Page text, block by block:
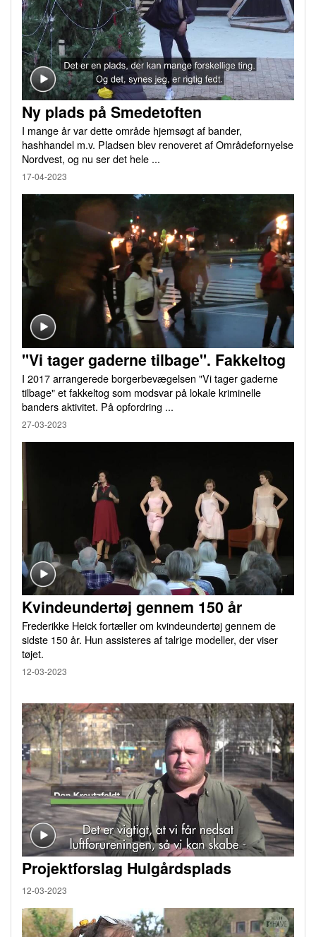
Ny plads på Smedetoften
I mange år var dette område hjemsøgt af bander,
hashhandel m.v. Pladsen blev renoveret af Områdefornyelse
Nordvest, og nu ser det hele ...
17-04-2023
"Vi tager gaderne tilbage". Fakkeltog
I 2017 arrangerede borgerbevægelsen "Vi tager gaderne
tilbage" et fakkeltog som modsvar på lokale kriminelle
banders aktivitet. På opfordring ...
27-03-2023
Kvindeundertøj gennem 150 år
Frederikke Heick fortæller om kvindeundertøj gennem de
sidste 150 år. Hun assisteres af talrige modeller, der viser
tøjet.
12-03-2023
Projektforslag Hulgårdsplads
12-03-2023